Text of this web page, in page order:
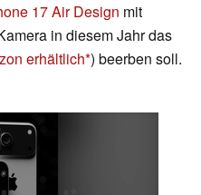
17 Air Design mit
in diesem Jahr das
erhältlich ) beerben soll.